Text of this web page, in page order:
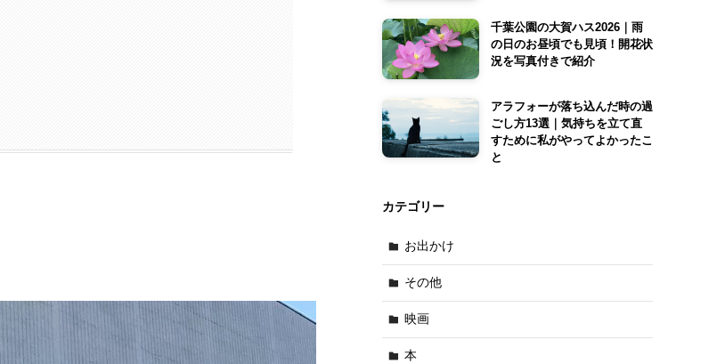
千葉公園の大賀ハス2026｜雨
の日のお昼頃でも見頃！開花状
況を写真付きで紹介
アラフォーが落ち込んだ時の過
ごし方13選｜気持ちを立て直
すために私がやってよかったこ
と
カテゴリー
お出かけ
その他
映画
本